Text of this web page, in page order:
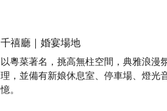
千禧廳｜婚宴場地
以粵菜著名，挑高無柱空間，典雅浪
理，並備有新娘休息室、停車場、燈光
憶。